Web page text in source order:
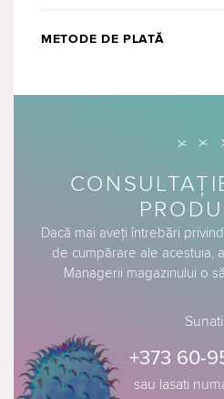
METODE DE PLATĂ
Dacă mai aveți întrebări
de cumpărare ale acestuia,
Managerii magazinului o
Sunati
sau lasati
+373 60-